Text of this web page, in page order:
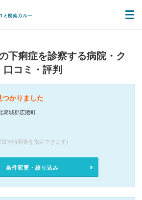
下痢症を診察する病院・ク
口コミ・評判
つかりました
葛城郡広陵町
日や時間帯を指定できます)
条件変更・絞り込み